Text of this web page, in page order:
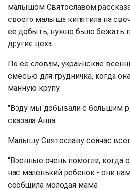
малышом Святославом
своего малыша кипятила на
ее добыть, нужно было бежать
другие цеха.
По ее словам, украинские
смесью для грудничка, когда
манную крупу.
"Воду мы добывали с большим
сказала Анна.
Малышу Святославу сейчас
"Военные очень помогли, когда
нас маленький ребенок - они
сообщила молодая мама.